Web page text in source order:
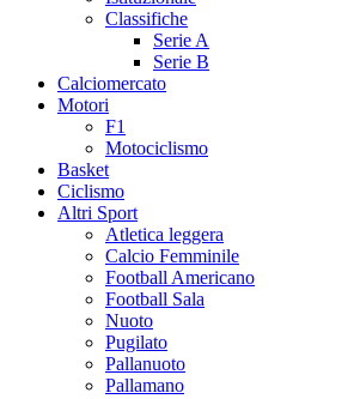
Classifiche
Serie A
Serie B
Calciomercato
Motori
F1
Motociclismo
Basket
Ciclismo
Altri Sport
Atletica leggera
Calcio Femminile
Football Americano
Football Sala
Nuoto
Pugilato
Pallanuoto
Pallamano